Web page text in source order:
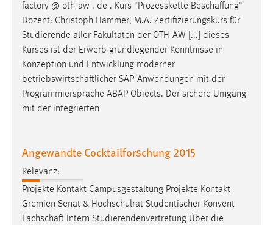
factory @ oth-aw . de . Kurs "Prozesskette Beschaffung"
Dozent: Christoph Hammer, M.A. Zertifizierungskurs für
Studierende aller Fakultäten der OTH-AW [...] dieses
Kurses ist der Erwerb grundlegender Kenntnisse in
Konzeption und Entwicklung moderner
betriebswirtschaftlicher SAP-Anwendungen mit der
Programmiersprache ABAP Objects. Der sichere Umgang
mit der integrierten
Angewandte Cocktailforschung 2015
Relevanz:
Projekte Kontakt Campusgestaltung Projekte Kontakt
Gremien Senat & Hochschulrat Studentischer Konvent
Fachschaft Intern Studierendenvertretung Über die
Name:
fe_user, be_user, be_lastLoginProvider
Zweck:
Dieser Cookie ist notwendig um sich an der Website
einloggen zu können.
Cookie Laufzeit:
24 Stunden
STATISTIK
Statistik Cookies erfassen Informationen anonym.
Diese Informationen helfen uns zu verstehen, wie
unsere Besucher unsere Website nutzen.